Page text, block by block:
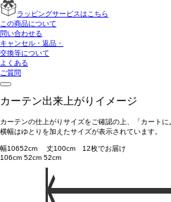
ラッピングサービスはこちら
この商品について
問い合わせる
キャンセル・返品・
交換等について
よくある
ご質問
カーテン出来上がりイメージ
カーテンの仕上がりサイズをご確認の上、「カートに
横幅はゆとりを加えたサイズが表示されています。
幅10652cm 丈100cm 12枚でお届け
106cm 52cm 52cm